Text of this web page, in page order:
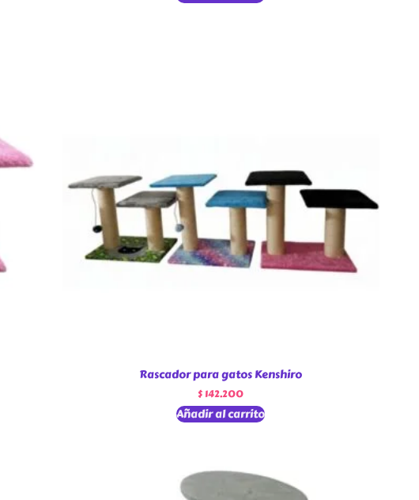
Rascador para gatos Kenshiro
$ 142.200
Añadir al carrito